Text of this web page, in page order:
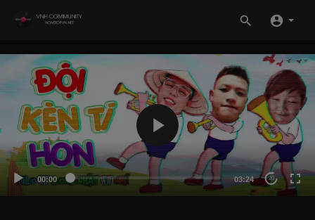
00:00 03:24 20